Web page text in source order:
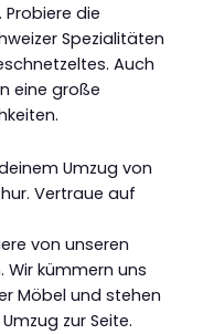
die
Spezialitäten
Auch
eine große
Umzug von
Vertraue auf
von unseren
Wir kümmern uns
Möbel und stehen
zur Seite.